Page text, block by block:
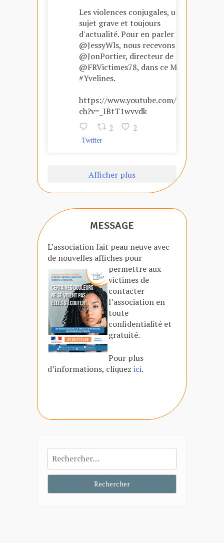
Les violences conjugales, un
sujet grave et toujours
d'actualité. Pour en parler avec
@JessyWls, nous recevons
@JonPortier, directeur de
@FRVictimes78, dans ce Mag
#Yvelines.
https://www.youtube.com/wat
ch?v=_IBtT1wvvdk
2 2
Twitter
Afficher plus
MESSAGE
L’association fait peau neuve avec
de nouvelles affiches pour
permettre aux
victimes de
contacter
l’association en
toute
confidentialité et
gratuité.
Pour plus
d’informations, cliquez ici.
Rechercher :